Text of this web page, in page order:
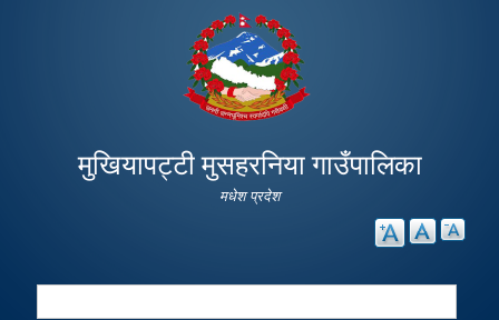
main
content
मुखियापट्टी मुसहरनिया गाउँपालिका
मधेश प्रदेश
Search